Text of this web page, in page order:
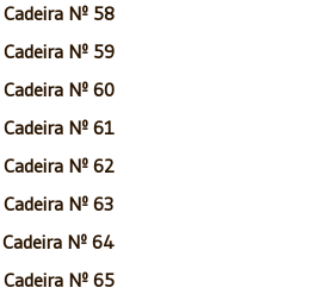
Cadeira Nº 58
Cadeira Nº 59
Cadeira Nº 60
Cadeira Nº 61
Cadeira Nº 62
Cadeira Nº 63
Cadeira Nº 64
Cadeira Nº 65